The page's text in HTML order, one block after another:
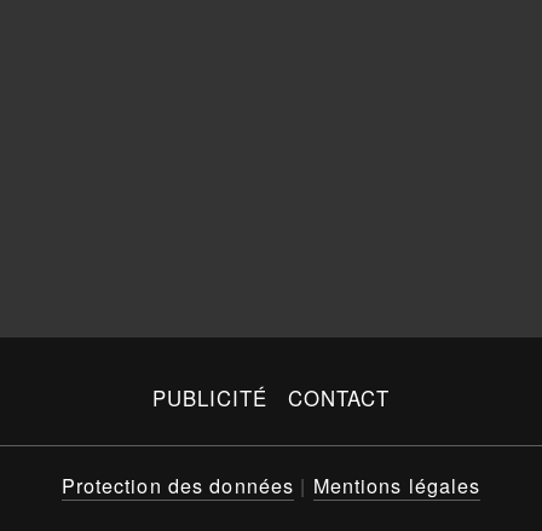
PUBLICITÉ CONTACT
Protection des données | Mentions légales